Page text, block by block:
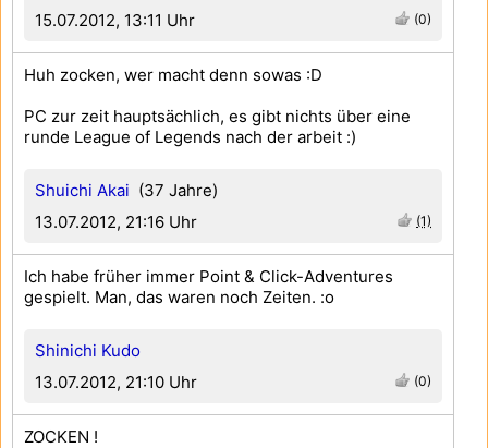
15.07.2012, 13:11 Uhr
(0)
Shuichi Akai (37 Jahre)
13.07.2012, 21:16 Uhr
(1)
Huh zocken, wer macht denn sowas :D
PC zur zeit hauptsächlich, es gibt nichts über eine
runde League of Legends nach der arbeit :)
Shinichi Kudo
13.07.2012, 21:10 Uhr
(0)
Ich habe früher immer Point & Click-Adventures
gespielt. Man, das waren noch Zeiten. :o
ZOCKEN !